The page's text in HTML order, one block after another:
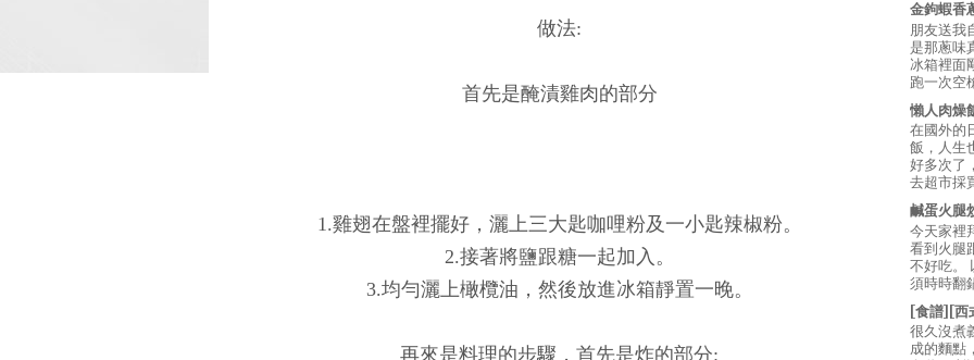
做法:
首先是醃漬雞肉的部分
1.雞翅在盤裡擺好，灑上三大匙咖哩粉及一小匙辣椒粉。
2.接著將鹽跟糖一起加入。
3.均勻灑上橄欖油，然後放進冰箱靜置一晚。
再來是料理的步驟，首先是炸的部分:
金鉤蝦香
朋友送我
是那蔥味
冰箱裡面
跑一次空
懶人肉燥
在國外的
飯，人生
好多次了
去超市採
鹹蛋火腿
今天家裡
看到火腿
不好吃。
須時時翻
[食譜][西
很久沒煮
成的麵點